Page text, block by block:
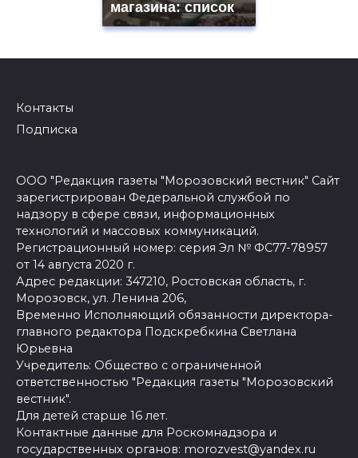
магазина: список
Контакты
Подписка
ООО "Редакция газеты "Морозовский вестник" Сайт
зарегистрирован Федеральной службой по
надзору в сфере связи, информационных
технологий и массовых коммуникаций.
Регистрационный номер: серия Эл № ФС77-78957
от 14 августа 2020 г.
Адрес редакции: 347210, Ростовская область, г.
Морозовск, ул. Ленина 206,
Временно Исполняющий обязанности директора-
главного редактора Подскребкина Светлана
Юрьевна
Учредитель: Общество с ограниченной
ответственностью "Редакция газеты "Морозовский
вестник".
Для детей старше 16 лет.
Контактные данные для Роскомнадзора и
государственных органов: morozvest@yandex.ru